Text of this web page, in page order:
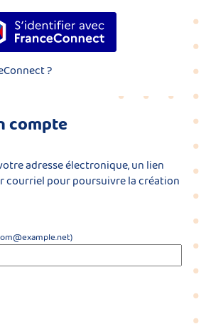
S’identifier avec FranceConnect
?
compte
adresse électronique, un lien
courriel pour poursuivre la création